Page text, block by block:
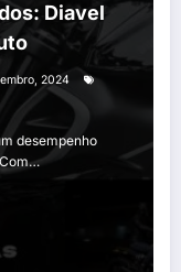
Diavel
2024
desempenho